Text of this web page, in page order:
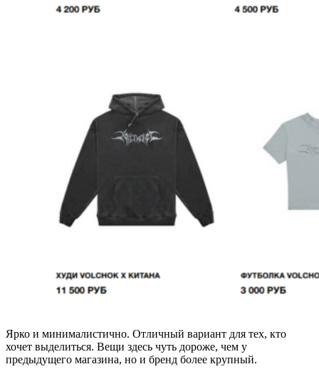
Ярко и минималистично. Отличный вариант для тех, кто
хочет выделиться. Вещи здесь чуть дороже, чем у
предыдущего магазина, но и бренд более крупный.